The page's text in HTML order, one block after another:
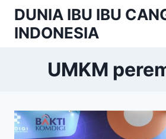
Skip
content
DUNIA IBU IBU
INDONESIA
UMKM